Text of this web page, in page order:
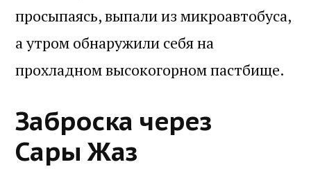
просыпаясь, выпали из микроавтобуса,
а утром обнаружили себя на
прохладном высокогорном пастбище.
Заброска через
Сары Жаз